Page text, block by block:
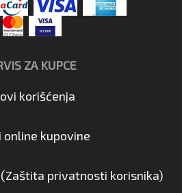
ZA KUPCE
korišćenja
online kupovine
privatnosti korisnika)